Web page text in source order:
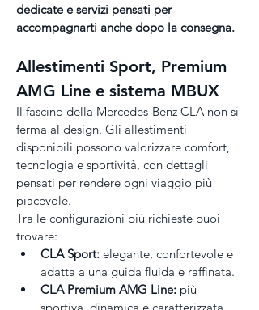
dedicate e servizi pensati per
accompagnarti anche dopo la consegna.
Allestimenti Sport, Premium
AMG Line e sistema MBUX
Il fascino della Mercedes-Benz CLA non si
ferma al design. Gli allestimenti
disponibili possono valorizzare comfort,
tecnologia e sportività, con dettagli
pensati per rendere ogni viaggio più
piacevole.
Tra le configurazioni più richieste puoi
trovare:
CLA Sport: elegante, confortevole e
adatta a una guida fluida e raffinata.
CLA Premium AMG Line: più